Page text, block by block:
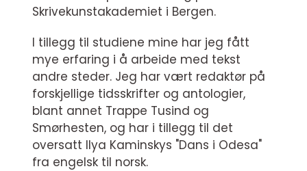
Skrivekunstakademiet i Bergen.
I tillegg til studiene mine har jeg fått
mye erfaring i å arbeide med tekst
andre steder. Jeg har vært redaktør på
forskjellige tidsskrifter og antologier,
blant annet Trappe Tusind og
Smørhesten, og har i tillegg til det
oversatt Ilya Kaminskys "Dans i Odesa"
fra engelsk til norsk.